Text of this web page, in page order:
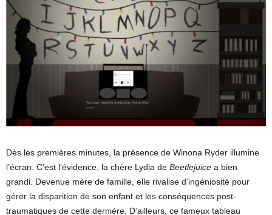
Dès les premières minutes, la présence de Winona Ryder illumine
l’écran. C’est l’évidence, la chère Lydia de Beetlejuice a bien
grandi. Devenue mère de famille, elle rivalise d’ingéniosité pour
gérer la disparition de son enfant et les conséquences post-
traumatiques de cette dernière. D’ailleurs, ce fameux tableau